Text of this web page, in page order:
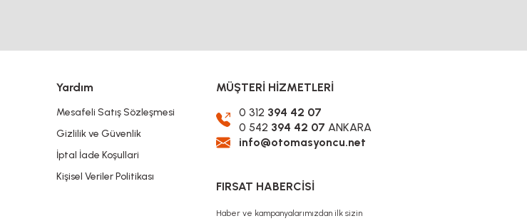
Yardım
Mesafeli Satış Sözleşmesi
Gizlilik ve Güvenlik
İptal İade Koşullari
Kişisel Veriler Politikası
MÜŞTERİ HİZMETLERİ
0 312 394 42 07
0 542 394 42 07 ANKARA
info@otomasyoncu.net
FIRSAT HABERCİSİ
Haber ve kampanyalarımızdan ilk sizin